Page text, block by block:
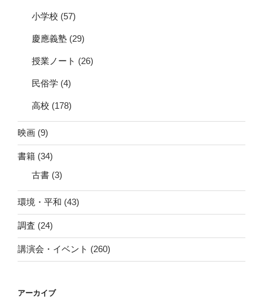
小学校 (57)
慶應義塾 (29)
授業ノート (26)
民俗学 (4)
高校 (178)
映画 (9)
書籍 (34)
古書 (3)
環境・平和 (43)
調査 (24)
講演会・イベント (260)
アーカイブ